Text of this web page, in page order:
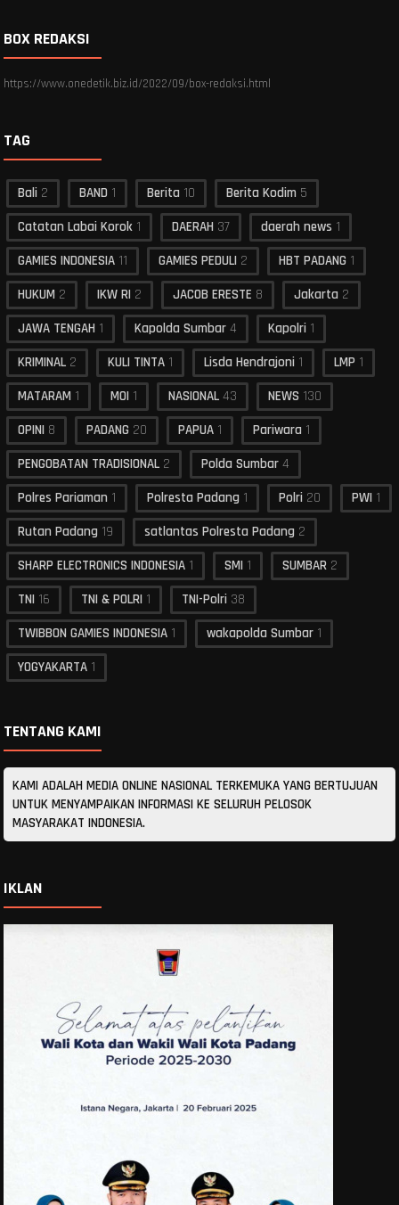
BOX REDAKSI
https://www.onedetik.biz.id/2022/09/box-redaksi.html
TAG
Bali 2 BAND 1 Berita 10 Berita Kodim 5
Catatan Labai Korok 1 DAERAH 37 daerah news 1
GAMIES INDONESIA 11 GAMIES PEDULI 2 HBT PADANG 1
HUKUM 2 IKW RI 2 JACOB ERESTE 8 Jakarta 2
JAWA TENGAH 1 Kapolda Sumbar 4 Kapolri 1
KRIMINAL 2 KULI TINTA 1 Lisda Hendrajoni 1 LMP 1
MATARAM 1 MOI 1 NASIONAL 43 NEWS 130
OPINI 8 PADANG 20 PAPUA 1 Pariwara 1
PENGOBATAN TRADISIONAL 2 Polda Sumbar 4
Polres Pariaman 1 Polresta Padang 1 Polri 20 PWI 1
Rutan Padang 19 satlantas Polresta Padang 2
SHARP ELECTRONICS INDONESIA 1 SMI 1 SUMBAR 2
TNI 16 TNI & POLRI 1 TNI-Polri 38
TWIBBON GAMIES INDONESIA 1 wakapolda Sumbar 1
YOGYAKARTA 1
TENTANG KAMI
KAMI ADALAH MEDIA ONLINE NASIONAL TERKEMUKA YANG BERTUJUAN
UNTUK MENYAMPAIKAN INFORMASI KE SELURUH PELOSOK
MASYARAKAT INDONESIA.
IKLAN